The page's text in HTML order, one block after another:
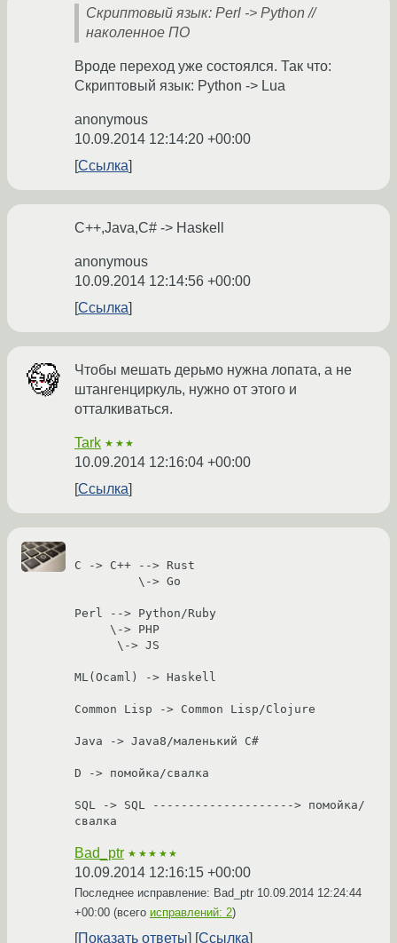
Скриптовый язык: Perl -> Python //
наколенное ПО
Вроде переход уже состоялся. Так что:
Скриптовый язык: Python -> Lua
anonymous
10.09.2014 12:14:20 +00:00
Ссылка
C++,Java,C# -> Haskell
anonymous
10.09.2014 12:14:56 +00:00
Ссылка
Чтобы мешать дерьмо нужна лопата, а не
штангенциркуль, нужно от этого и
отталкиваться.
Tark ★★★
10.09.2014 12:16:04 +00:00
Ссылка
C -> C++ --> Rust
         \-> Go
Perl --> Python/Ruby
     \-> PHP
      \-> JS
ML(Ocaml) -> Haskell
Common Lisp -> Common Lisp/Clojure
Java -> Java8/маленький C#
D -> помойка/свалка
SQL -> SQL --------------------> помойка/
свалка
Bad_ptr ★★★★★
10.09.2014 12:16:15 +00:00
Последнее исправление: Bad_ptr 10.09.2014 12:24:44
+00:00 (всего исправлений: 2)
Показать ответы Ссылка